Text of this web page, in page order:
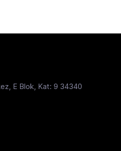
E Blok, Kat: 9 34340